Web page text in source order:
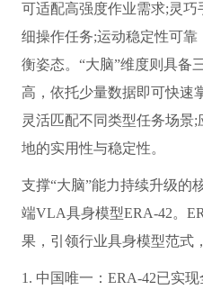
可适配高强度作业需求;灵
细操作任务;运动稳定性可
衡姿态。“大脑”维度则具备
高，依托少量数据即可快速
灵活匹配不同类型任务场景
地的实用性与稳定性。
支撑“大脑”能力持续升级的
端VLA具身模型ERA-42。
果，引领行业具身模型范式
1. 中国唯一：ERA-42已实